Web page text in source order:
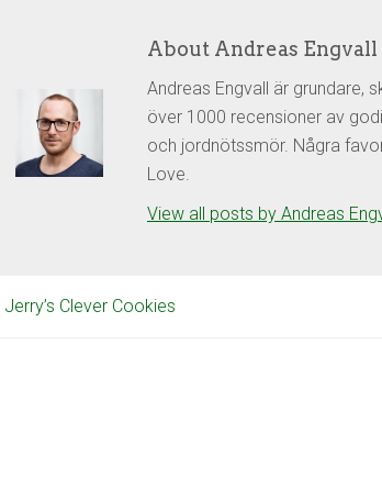
About Andreas Engvall
Andreas Engvall är grundare,
över 1000 recensioner av
och jordnötssmör. Några
Love.
View all posts by Andreas
Jerry’s Clever Cookies